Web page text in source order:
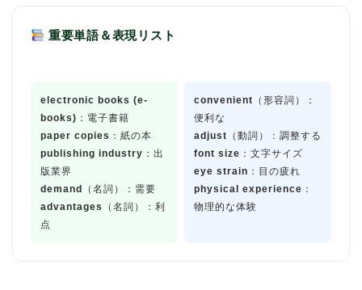
重要単語＆表現リスト
electronic books (e-
books) ：電子書籍
paper copies ：紙の本
publishing industry ：出
版業界
demand
（名詞）：需要
advantages
（名詞）：利
点
convenient （形容詞）：
便利な
adjust （動詞）：調整する
font size ：文字サイズ
eye strain ：目の疲れ
physical experience ：
物理的な体験